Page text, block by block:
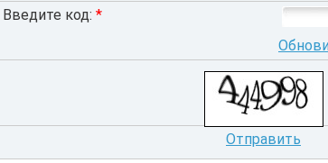
Введите код: *
Отправить